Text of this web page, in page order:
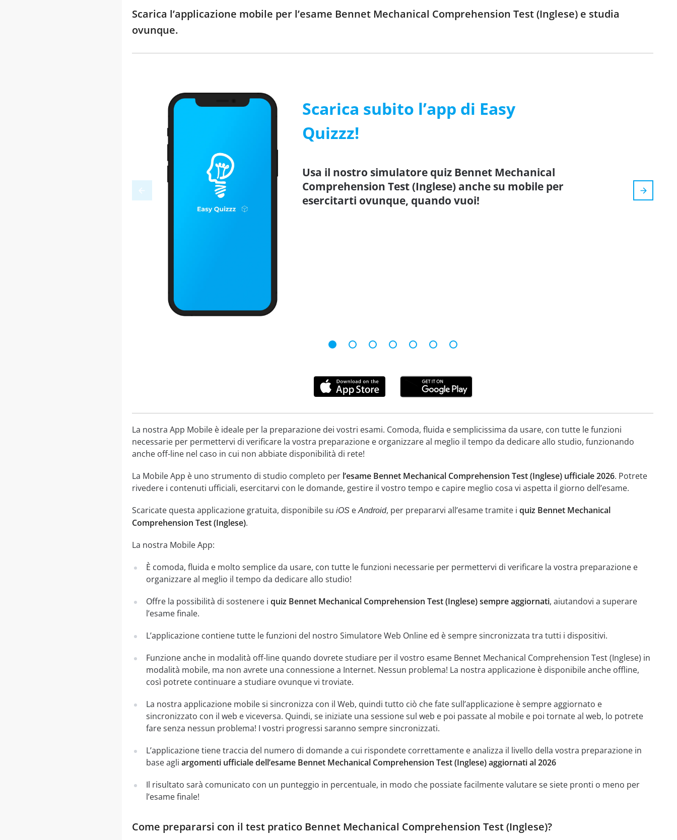
Scarica l’applicazione mobile per l’esame Bennet Mechanical Comprehension Test (Inglese) e studia
ovunque.
Scarica subito l’app di Easy
Quizzz!
Usa il nostro simulatore quiz Bennet Mechanical
Comprehension Test (Inglese) anche su mobile per
esercitarti ovunque, quando vuoi!
La nostra App Mobile è ideale per la preparazione dei vostri esami. Comoda, fluida e semplicissima da usare, con tutte le funzioni
necessarie per permettervi di verificare la vostra preparazione e organizzare al meglio il tempo da dedicare allo studio, funzionando
anche off-line nel caso in cui non abbiate disponibilità di rete!
La Mobile App è uno strumento di studio completo per l’esame Bennet Mechanical Comprehension Test (Inglese) ufficiale 2026. Potrete
rivedere i contenuti ufficiali, esercitarvi con le domande, gestire il vostro tempo e capire meglio cosa vi aspetta il giorno dell’esame.
Scaricate questa applicazione gratuita, disponibile su iOSeAndroid, per prepararvi all’esame tramite i quiz Bennet Mechanical
Comprehension Test (Inglese).
La nostra Mobile App:
È comoda, fluida e molto semplice da usare, con tutte le funzioni necessarie per permettervi di verificare la vostra preparazione e
organizzare al meglio il tempo da dedicare allo studio!
Offre la possibilità di sostenere i quiz Bennet Mechanical Comprehension Test (Inglese) sempre aggiornati, aiutandovi a superare
l’esame finale.
L’applicazione contiene tutte le funzioni del nostro Simulatore Web Online ed è sempre sincronizzata tra tutti i dispositivi.
Funzione anche in modalità off-line quando dovrete studiare per il vostro esame Bennet Mechanical Comprehension Test (Inglese) in
modalità mobile, ma non avrete una connessione a Internet. Nessun problema! La nostra applicazione è disponibile anche offline,
così potrete continuare a studiare ovunque vi troviate.
La nostra applicazione mobile si sincronizza con il Web, quindi tutto ciò che fate sull’applicazione è sempre aggiornato e
sincronizzato con il web e viceversa. Quindi, se iniziate una sessione sul web e poi passate al mobile e poi tornate al web, lo potrete
fare senza nessun problema! I vostri progressi saranno sempre sincronizzati.
L’applicazione tiene traccia del numero di domande a cui rispondete correttamente e analizza il livello della vostra preparazione in
base agli argomenti ufficiale dell’esame Bennet Mechanical Comprehension Test (Inglese) aggiornati al 2026
Il risultato sarà comunicato con un punteggio in percentuale, in modo che possiate facilmente valutare se siete pronti o meno per
l’esame finale!
Come prepararsi con il test pratico Bennet Mechanical Comprehension Test (Inglese)?